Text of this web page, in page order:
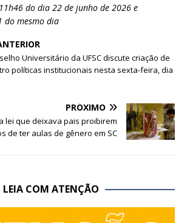
do dia 22 de junho de 2026 e
do mesmo dia
Universitário da UFSC discute criação de
políticas institucionais nesta sexta-feira, dia
PRÓXIMO
lei que deixava pais proibirem
de ter aulas de gênero em SC
LEIA COM ATENÇÃO